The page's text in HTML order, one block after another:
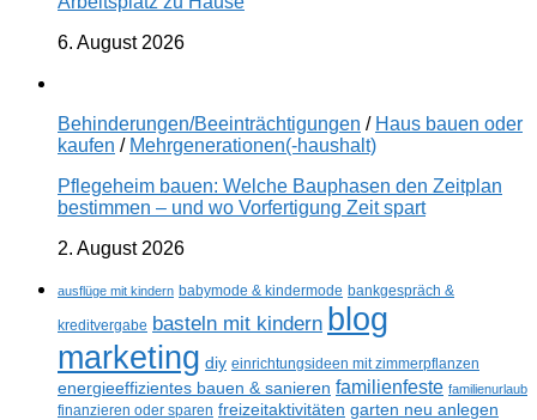
6. August 2026
Behinderungen/Beeinträchtigungen / Haus bauen oder
kaufen / Mehrgenerationen(-haushalt)
Pflegeheim bauen: Welche Bauphasen den Zeitplan
bestimmen – und wo Vorfertigung Zeit spart
2. August 2026
ausflüge mit kindern babymode & kindermode bankgespräch &
kreditvergabe basteln mit kindern blog
marketing diy einrichtungsideen mit zimmerpflanzen
energieeffizientes bauen & sanieren familienfeste familienurlaub
finanzieren oder sparen freizeitaktivitäten garten neu anlegen